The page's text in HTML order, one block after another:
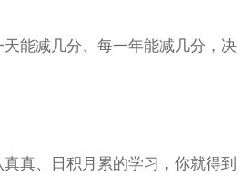
能减几分、每一年能减几分，决
真、日积月累的学习，你就得到